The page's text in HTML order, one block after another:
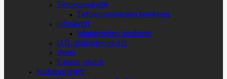
Tietokonenäytöt
Tietokonenäyttöjen tarvikkeet
Infonäytöt
Infonäyttöjen tarvikkeet
LED -sisätilojen näytöt
Vestel
E-paper näyttö
Kosketusnäytöt